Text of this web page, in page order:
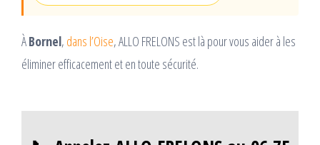
ÀBornel, dans l’Oise, ALLO FRELONS est là pour vous aider à les
éliminer efficacement et en toute sécurité.